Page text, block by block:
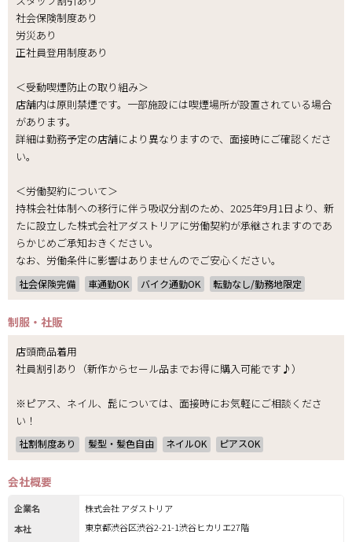
社会保険制度あり
労災あり
正社員登用制度あり
＜受動喫煙防止の取り組み＞
店舗内は原則禁煙です。一部施設には喫煙場所が設置されている場合
があります。
詳細は勤務予定の店舗により異なりますので、面接時にご確認くださ
い。
＜労働契約について＞
持株会社体制への移行に伴う吸収分割のため、2025年9月1日より、新
たに設立した株式会社アダストリアに労働契約が承継されますのであ
らかじめご承知おきください。
なお、労働条件に影響はありませんのでご安心ください。
社会保険完備 車通勤OK バイク通勤OK 転勤なし/勤務地限定
制服・社販
店頭商品着用
社員割引あり（新作からセール品までお得に購入可能です♪）
※ピアス、ネイル、髭については、面接時にお気軽にご相談くださ
い！
社割制度あり 髪型・髪色自由 ネイルOK ピアスOK
会社概要
企業名
株式会社 アダストリア
本社
東京都渋谷区渋谷2-21-1渋谷ヒカリエ27階